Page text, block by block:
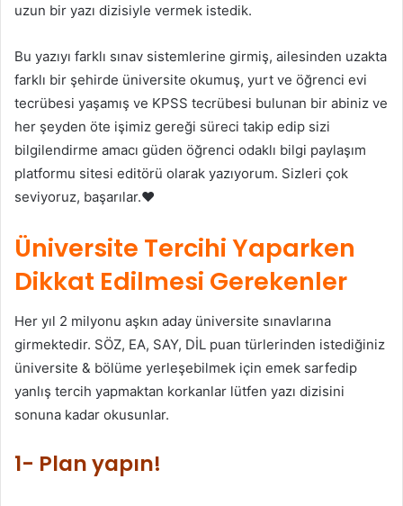
uzun bir yazı dizisiyle vermek istedik.
Bu yazıyı farklı sınav sistemlerine girmiş, ailesinden uzakta
farklı bir şehirde üniversite okumuş, yurt ve öğrenci evi
tecrübesi yaşamış ve KPSS tecrübesi bulunan bir abiniz ve
her şeyden öte işimiz gereği süreci takip edip sizi
bilgilendirme amacı güden öğrenci odaklı bilgi paylaşım
platformu sitesi editörü olarak yazıyorum. Sizleri çok
seviyoruz, başarılar.❤
Üniversite Tercihi Yaparken
Dikkat Edilmesi Gerekenler
Her yıl 2 milyonu aşkın aday üniversite sınavlarına
girmektedir. SÖZ, EA, SAY, DİL puan türlerinden istediğiniz
üniversite & bölüme yerleşebilmek için emek sarfedip
yanlış tercih yapmaktan korkanlar lütfen yazı dizisini
sonuna kadar okusunlar.
1- Plan yapın!